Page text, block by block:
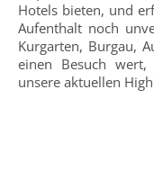
Hotels bieten, und
Aufenthalt noch
Kurgarten, Burgau,
einen Besuch
unsere aktuellen